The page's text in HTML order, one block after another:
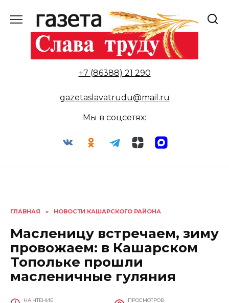
содержанию
+7 (86388) 21 290
gazetaslavatrudu@mail.ru
Мы в соцсетях:
ГЛАВНАЯ » НОВОСТИ КАШАРСКОГО РАЙОНА
Масленицу встречаем, зиму
провожаем: в Кашарском
Топольке прошли
масленичные гуляния
НА ЧТЕНИЕ ПРОСМОТРОВ